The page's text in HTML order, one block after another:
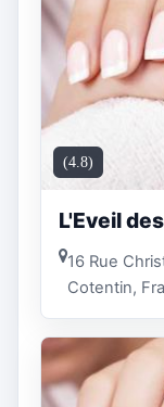
(4.8)
L'Eveil
16 Rue
Cotentin,